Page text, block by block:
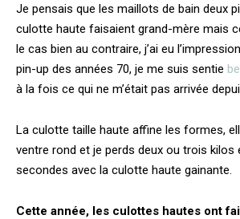
Je pensais que les maillots de bain deux
culotte haute faisaient grand-mère mais
le cas bien au contraire, j’ai eu
pin-up des années 70, je me suis sentie
à la fois ce qui ne m’était pas arrivée
La culotte taille haute affine les formes,
ventre rond et je perds deux ou trois kilos
secondes avec la culotte haute gainante.
Cette année, les culottes hautes ont